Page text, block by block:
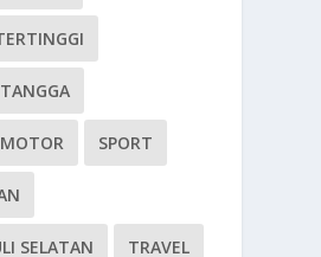
MOTOR SPORT
SELATAN TRAVEL